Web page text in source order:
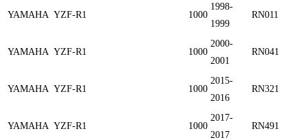
YAMAHA YZF-R1 1000
1998-
1999
RN011
YAMAHA YZF-R1 1000
2000-
2001
RN041
YAMAHA YZF-R1 1000
2015-
2016
RN321
YAMAHA YZF-R1 1000
2017-
2017
RN491